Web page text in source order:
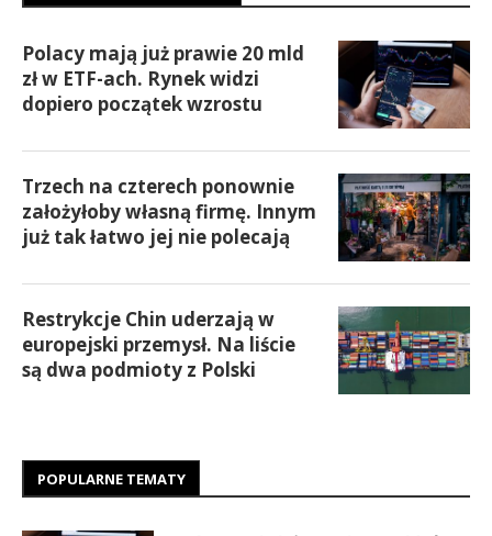
Polacy mają już prawie 20 mld
zł w ETF-ach. Rynek widzi
dopiero początek wzrostu
Trzech na czterech ponownie
założyłoby własną firmę. Innym
już tak łatwo jej nie polecają
Restrykcje Chin uderzają w
europejski przemysł. Na liście
są dwa podmioty z Polski
POPULARNE TEMATY